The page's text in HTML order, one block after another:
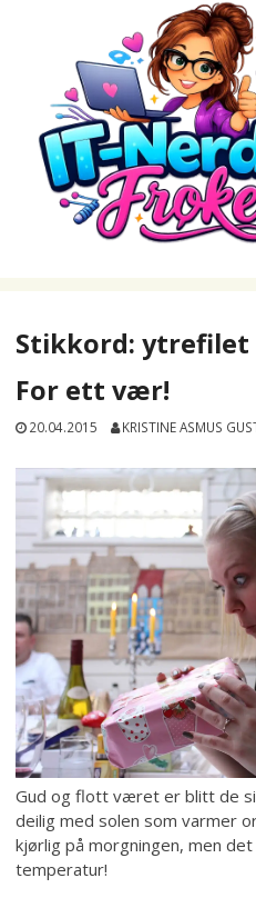
Stikkord:ytrefilet
For ett vær!
20.04.2015 KRISTINE ASMUS
Gud og flott været er blitt de
deilig med solen som varmer
kjørlig på morgningen, men
temperatur!